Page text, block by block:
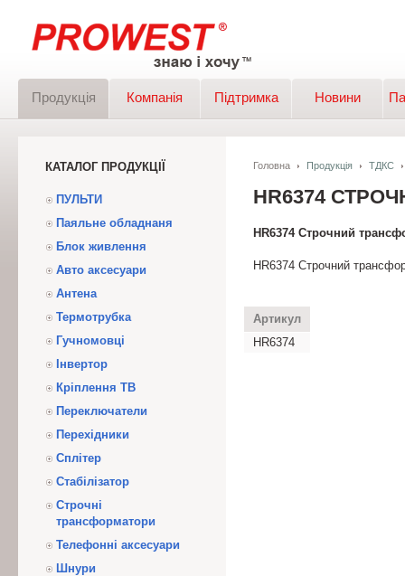
Продукція Компанія Підтримка Новини
КАТАЛОГ ПРОДУКЦІЇ
ПУЛЬТИ
Паяльне обладнаня
Блок живлення
Авто аксесуари
Антена
Термотрубка
Гучномовці
Інвертор
Кріплення ТВ
Переключатели
Перехідники
Сплітер
Стабілізатор
Строчні
трансформатори
Телефонні аксесуари
Шнури
Головна Продукція ТДКС
HR6374
HR6374 Строчний
HR6374 Строчний
Артикул
HR6374